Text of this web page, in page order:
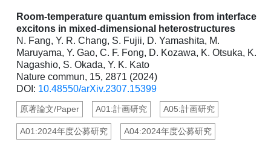
Room-temperature quantum emission from interface
excitons in mixed-dimensional heterostructures
N. Fang, Y. R. Chang, S. Fujii, D. Yamashita, M.
Maruyama, Y. Gao, C. F. Fong, D. Kozawa, K. Otsuka, K.
Nagashio, S. Okada, Y. K. Kato
Nature commun, 15, 2871 (2024)
DOI: 10.48550/arXiv.2307.15399
原著論文/Paper A01:計画研究 A05:計画研究
A01:2024年度公募研究 A04:2024年度公募研究